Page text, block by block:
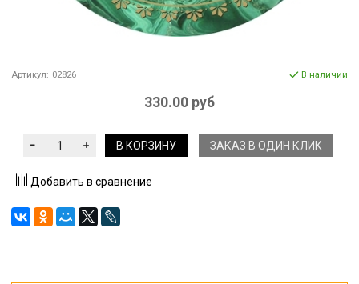
Артикул: 02826 В наличии
330.00 руб
В КОРЗИНУ ЗАКАЗ В ОДИН КЛИК
Добавить в сравнение